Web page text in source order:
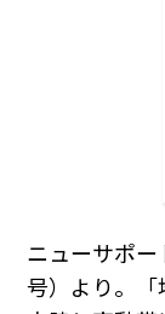
ニューサポ
号）より。